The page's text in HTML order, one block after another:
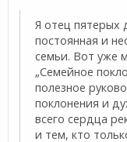
Я отец пятерых
постоянная и
семьи. Вот уже
„Семейное
полезное
поклонения и
всего сердца
и тем, кто